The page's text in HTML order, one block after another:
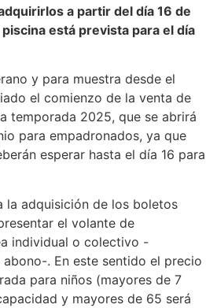
a partir del día 16 de
está prevista para el día
y para muestra desde el
el comienzo de la venta de
temporada 2025, que se abrirá
para empadronados, ya que
esperar hasta el día 16 para
la adquisición de los boletos
el volante de
individual o colectivo -
. En este sentido el precio
para niños (mayores de 7
y mayores de 65 será